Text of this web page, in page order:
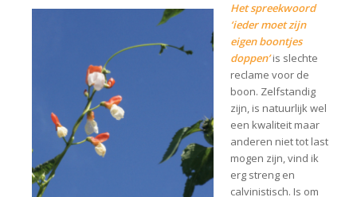
Het spreekwoord
‘ieder moet zijn
eigen boontjes
doppen’ is slechte
reclame voor de
boon. Zelfstandig
zijn, is natuurlijk wel
een kwaliteit maar
anderen niet tot last
mogen zijn, vind ik
erg streng en
calvinistisch. Is om